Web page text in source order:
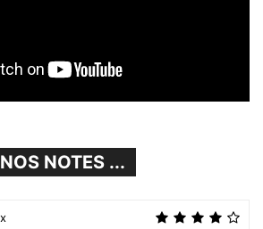
NOS NOTES ...